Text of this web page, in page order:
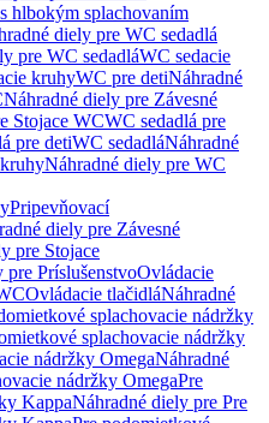
hlbokým splachovaním
diely pre WC sedadlá
pre WC sedadláWC sedacie
kruhyWC pre detiNáhradné
Náhradné diely pre Závesné
Stojace WCWC sedadlá pre
pre detiWC sedadláNáhradné
Náhradné diely pre WC
Pripevňovací
diely pre Závesné
pre Stojace
pre PríslušenstvoOvládacie
Ovládacie tlačidláNáhradné
splachovacie nádržky
splachovacie nádržky
nádržky OmegaNáhradné
nádržky OmegaPre
KappaNáhradné diely pre Pre